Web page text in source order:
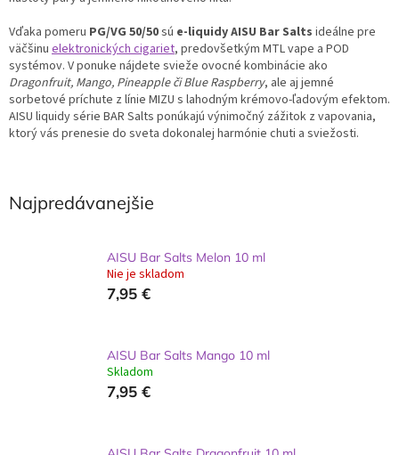
Vďaka pomeru PG/VG 50/50sú e-liquidy AISU Bar Salts ideálne pre
väčšinu elektronických cigariet, predovšetkým MTL vape a POD
systémov. V ponuke nájdete svieže ovocné kombinácie ako
Dragonfruit, Mango, Pineapple či Blue Raspberry, ale aj jemné
sorbetové príchute z línie MIZU s lahodným krémovo-ľadovým efektom.
AISU liquidy série BAR Salts ponúkajú výnimočný zážitok z vapovania,
ktorý vás prenesie do sveta dokonalej harmónie chuti a sviežosti.
Najpredávanejšie
AISU Bar Salts Melon 10 ml
Nie je skladom
7,95 €
AISU Bar Salts Mango 10 ml
Skladom
7,95 €